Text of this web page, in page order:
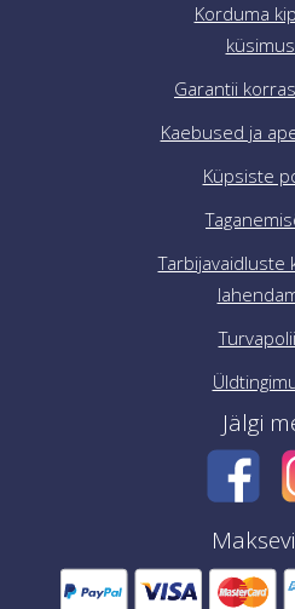
Korduma
Garantii
Kaebused ja
Küpsiste
Tarbijavaidluste
Jälgi